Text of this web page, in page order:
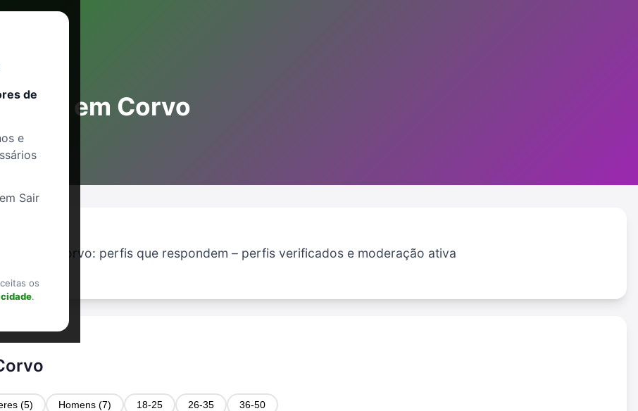
de
e
Sair
os
.
em Corvo
perto de Corvo: perfis que respondem – perfis verificados e moderação ativa
(5) Homens (7) 18-25 26-35 36-50